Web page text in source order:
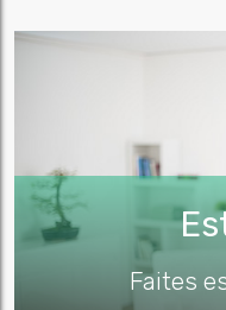
Faites